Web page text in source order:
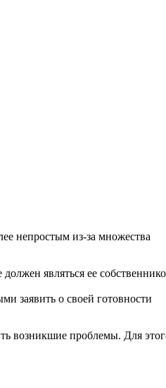
непростым из-за множества
являться ее
заявить о своей готовности
возникшие проблемы. Для